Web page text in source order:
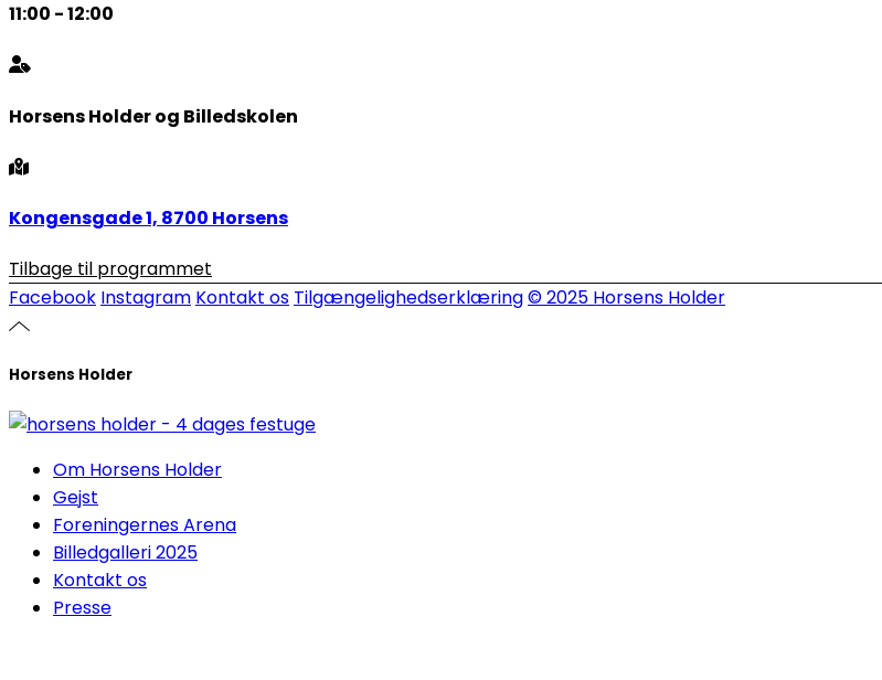
11:00 - 12:00
Horsens Holder og Billedskolen
Kongensgade 1, 8700 Horsens
Tilbage til programmet
Facebook Instagram Kontakt os Tilgængelighedserklæring© 2025 Horsens Holder
Horsens Holder
Om Horsens Holder
Gejst
Foreningernes Arena
Billedgalleri 2025
Kontakt os
Presse